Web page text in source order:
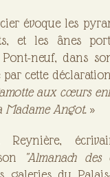
évoque les
et les ânes
Pont-neuf, dans
cette
aux cœurs
Madame Angot. »
"Almanach des